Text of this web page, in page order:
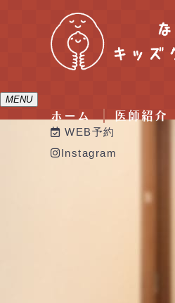
MENU
ホーム 医師紹介
WEB予約
Instagram